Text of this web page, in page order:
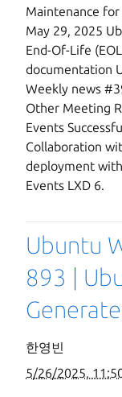
Maintenance for
May 29, 2025
End-Of-Life
documentation
Weekly news
Other Meeting
Events
Collaboration
deployment
Events LXD 6.
Ubuntu
893 |
한영빈
5/26/2025,